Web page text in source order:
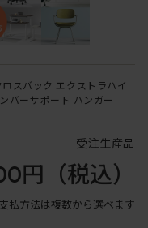
スバック エクストラハイ
バーサポート ハンガー
受注生産品
円 （税込）
払方法は複数から選べます